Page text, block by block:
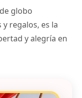
globo
regalos, es la
y alegría en